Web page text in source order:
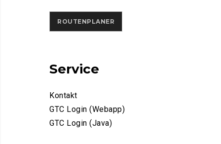
ROUTENPLANER
Service
Kontakt
GTC Login (Webapp)
GTC Login (Java)